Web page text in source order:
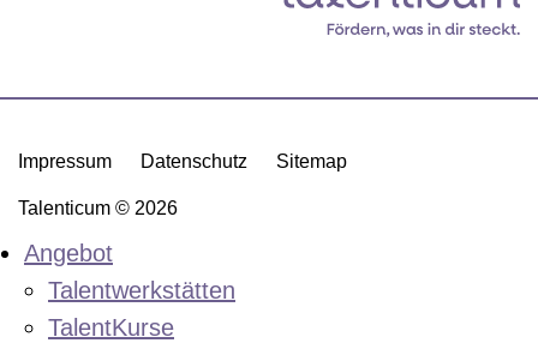
Impressum Datenschutz Sitemap
Talenticum © 2026
Angebot
Talentwerkstätten
TalentKurse